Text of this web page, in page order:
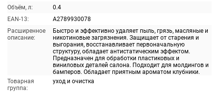
Объём, л:
0.4
EAN-13:
A2789930078
Расширенное
описание:
Быстро и эффективно удаляет пыль, грязь, масляные и
никотиновые загрязнения. Защищает от старения и
выгорания, восстанавливает первоначальную
структуру, обладает антистатическим эффектом.
Предназначен для обработки пластиковых и
виниловых деталей салона. Подходит для молдингов и
бамперов. Обладает приятным ароматом клубники.
Товарная
группа:
уход и очистка